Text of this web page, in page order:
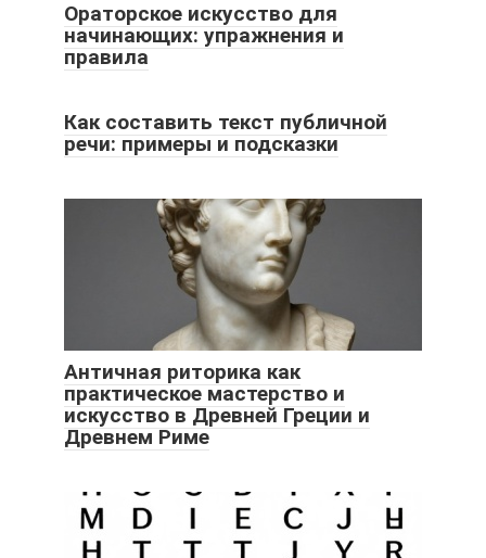
Ораторское искусство для
начинающих: упражнения и
правила
Как составить текст публичной
речи: примеры и подсказки
Античная риторика как
практическое мастерство и
искусство в Древней Греции и
Древнем Риме